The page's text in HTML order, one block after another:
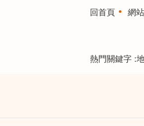
回首頁 網
熱門關鍵字